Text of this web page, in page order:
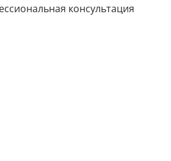
консультация